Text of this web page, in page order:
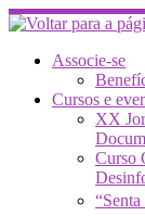
Skip
to
contentAssocie-se
Cursos e
XX
Curso